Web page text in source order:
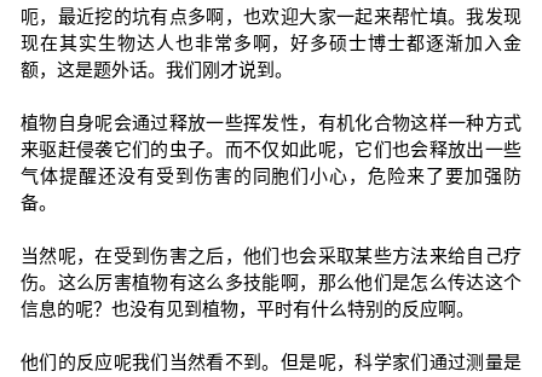
呃，最近挖的坑有点多啊，也欢迎大家一起来帮忙填。我发现
现在其实生物达人也非常多啊，好多硕士博士都逐渐加入金
额，这是题外话。我们刚才说到。
植物自身呢会通过释放一些挥发性，有机化合物这样一种方式
来驱赶侵袭它们的虫子。而不仅如此呢，它们也会释放出一些
气体提醒还没有受到伤害的同胞们小心，危险来了要加强防
备。
当然呢，在受到伤害之后，他们也会采取某些方法来给自己疗
伤。这么厉害植物有这么多技能啊，那么他们是怎么传达这个
信息的呢？也没有见到植物，平时有什么特别的反应啊。
他们的反应呢我们当然看不到。但是呢，科学家们通过测量是